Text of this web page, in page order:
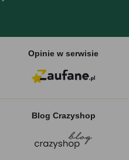
Opinie w serwisie
Blog Crazyshop